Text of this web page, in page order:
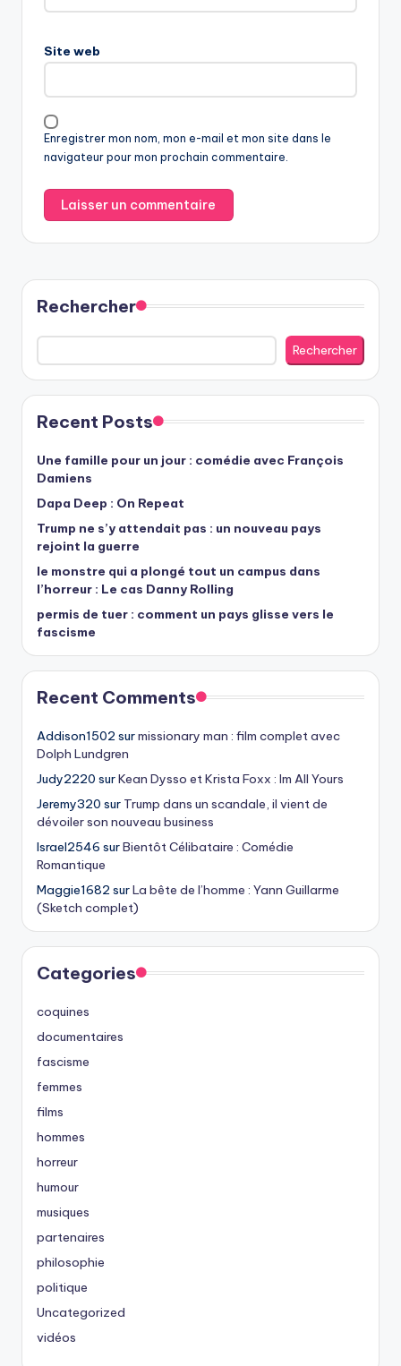
Site web
Enregistrer mon nom, mon e-mail et mon site dans le
navigateur pour mon prochain commentaire.
Rechercher
Rechercher
Recent Posts
Une famille pour un jour : comédie avec François
Damiens
Dapa Deep : On Repeat
Trump ne s’y attendait pas : un nouveau pays
rejoint la guerre
le monstre qui a plongé tout un campus dans
l’horreur : Le cas Danny Rolling
permis de tuer : comment un pays glisse vers le
fascisme
Recent Comments
Addison1502 surmissionary man : film complet avec
Dolph Lundgren
Judy2220 surKean Dysso et Krista Foxx : Im All Yours
Jeremy320 sur Trump dans un scandale, il vient de
dévoiler son nouveau business
Israel2546 surBientôt Célibataire : Comédie
Romantique
Maggie1682 surLa bête de l’homme : Yann Guillarme
(Sketch complet)
Categories
coquines
documentaires
fascisme
femmes
films
hommes
horreur
humour
musiques
partenaires
philosophie
politique
Uncategorized
vidéos